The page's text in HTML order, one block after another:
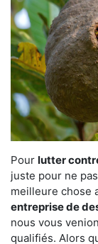
Pour lutter
juste pour ne
meilleure chose
entreprise de
nous vous
qualifiés. Alors